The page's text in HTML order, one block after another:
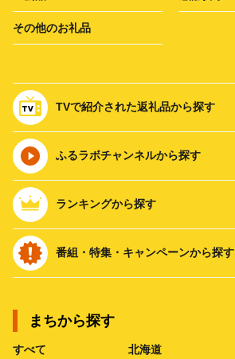
その他のお礼品
TVで紹介された返礼品から探す
ふるラボチャンネルから探す
ランキングから探す
番組・特集・キャンペーンから探す
まちから探す
すべて 北海道